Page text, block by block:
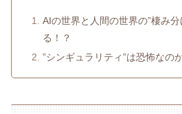
AIの世界と人間の世界の”棲み
る！？
”シンギュラリティ”は恐怖なの